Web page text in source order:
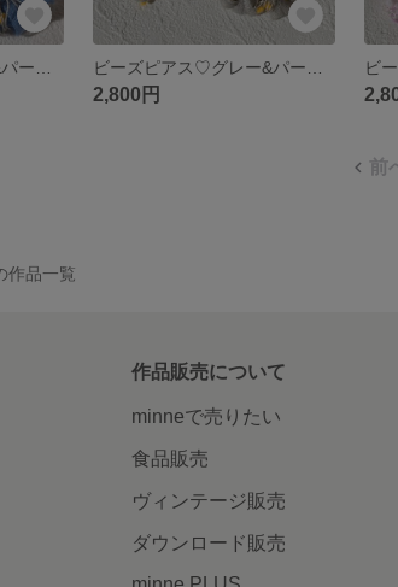
2,800円
前
作品一覧
作品販売について
minneで売りたい
食品販売
ヴィンテージ販売
ダウンロード販売